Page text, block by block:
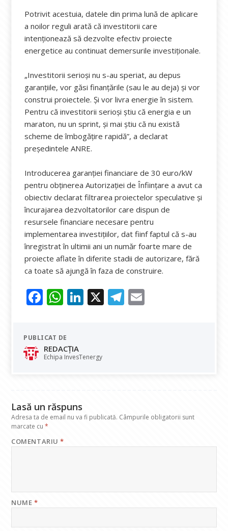
Potrivit acestuia, datele din prima lună de aplicare
a noilor reguli arată că investitorii care
intenționează să dezvolte efectiv proiecte
energetice au continuat demersurile investiționale.
„Investitorii serioși nu s-au speriat, au depus
garanțiile, vor găsi finanțările (sau le au deja) și vor
construi proiectele. Și vor livra energie în sistem.
Pentru că investitorii serioși știu că energia e un
maraton, nu un sprint, și mai știu că nu există
scheme de îmbogățire rapidă”, a declarat
președintele ANRE.
Introducerea garanției financiare de 30 euro/kW
pentru obținerea Autorizației de Înființare a avut ca
obiectiv declarat filtrarea proiectelor speculative și
încurajarea dezvoltatorilor care dispun de
resursele financiare necesare pentru
implementarea investițiilor, dat fiinf faptul că s-au
înregistrat în ultimii ani un număr foarte mare de
proiecte aflate în diferite stadii de autorizare, fără
ca toate să ajungă în faza de construire.
F
e
b
o
W
at
s
A
Li
dI
X T
PUBLICAT DE
REDACȚIA
Echipa InvesTenergy
Lasă un răspuns
Adresa ta de email nu va fi publicată. Câmpurile obligatorii sunt
marcate cu*
COMENTARIU*
NUME*